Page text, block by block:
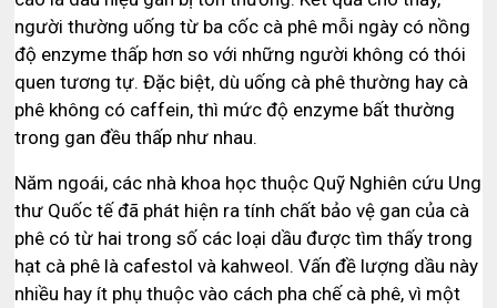
người thường uống từ ba cốc cà phê mỗi ngày có nồng
độ enzyme thấp hơn so với những người không có thói
quen tương tự. Đặc biệt, dù uống cà phê thường hay cà
phê không có caffein, thì mức độ enzyme bất thường
trong gan đều thấp như nhau.
Năm ngoái, các nhà khoa học thuộc Quỹ Nghiên cứu Ung
thư Quốc tế đã phát hiện ra tính chất bảo vệ gan của cà
phê có từ hai trong số các loại dầu được tìm thấy trong
hạt cà phê là cafestol và kahweol. Vấn đề lượng dầu này
nhiều hay ít phụ thuộc vào cách pha chế cà phê, vì một